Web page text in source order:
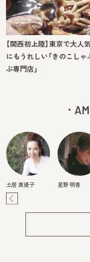
【関西初上陸】東京で大人
にもうれしい「きのこしゃ
ぶ専門店」
土居 真優子 星野 明香